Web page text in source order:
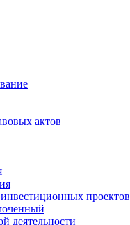
актов
проектов
деятельности